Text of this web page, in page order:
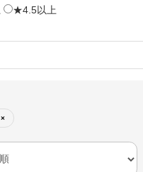
★4.5以上
×